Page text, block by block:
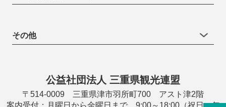
その他
公益社団法人 三重県観光連盟
〒514-0009 三重県津市羽所町700 アスト津2階
案内受付：月曜日から金曜日まで 9:00～18:00（祝日・年